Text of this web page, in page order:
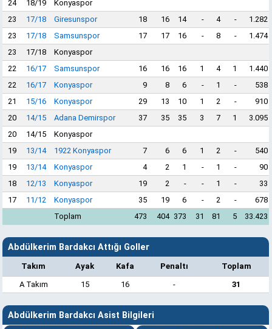
24
18/19
Konyaspor
23
17/18 Giresunspor 18 16 14 - 4 -
1.282
23
17/18 Samsunspor 17 17 16 - 8 -
1.474
23
17/18
Konyaspor
22
16/17 Samsunspor 16 16 16 1 4 1
1.440
22
16/17 Konyaspor 9 8 6 - 1 -
538
21
15/16 Konyaspor 29 13 10 1 2 -
910
20
14/15 Adana Demirspor 37 35 35 3 7 1
3.095
20
14/15
Konyaspor
19
13/14 1922 Konyaspor 7 6 6 1 2 -
540
19
13/14 Konyaspor 4 2 1 - 1 -
90
18
12/13 Konyaspor 19 2 - - 1 -
33
17
11/12 Konyaspor 35 19 6 - 2 -
678
Toplam
473 404 373 31 81 5 33.423
Abdülkerim Bardakcı Attığı Goller
Takım Ayak Kafa Penaltı
Toplam
A Takım
15 16 - 31
Abdülkerim Bardakcı Asist Bilgileri